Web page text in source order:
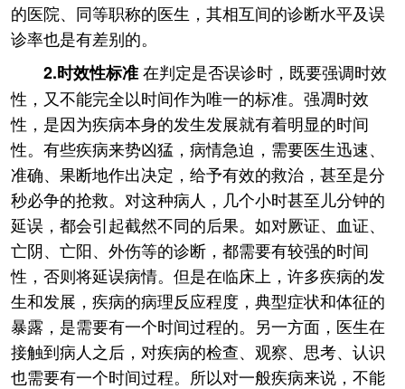
的医院、同等职称的医生，其相互间的诊断水平及误
诊率也是有差别的。
2.时效性标准在判定是否误诊时，既要强调时效
性，又不能完全以时间作为唯一的标准。强凋时效
性，是因为疾病本身的发生发展就有着明显的时间
性。有些疾病来势凶猛，病情急迫，需要医生迅速、
准确、果断地作出决定，给予有效的救治，甚至是分
秒必争的抢救。对这种病人，几个小时甚至儿分钟的
延误，都会引起截然不同的后果。如对厥证、血证、
亡阴、亡阳、外伤等的诊断，都需要有较强的时间
性，否则将延误病情。但是在临床上，许多疾病的发
生和发展，疾病的病理反应程度，典型症状和体征的
暴露，是需要有一个时间过程的。另一方面，医生在
接触到病人之后，对疾病的检查、观察、思考、认识
也需要有一个时间过程。所以对一般疾病来说，不能